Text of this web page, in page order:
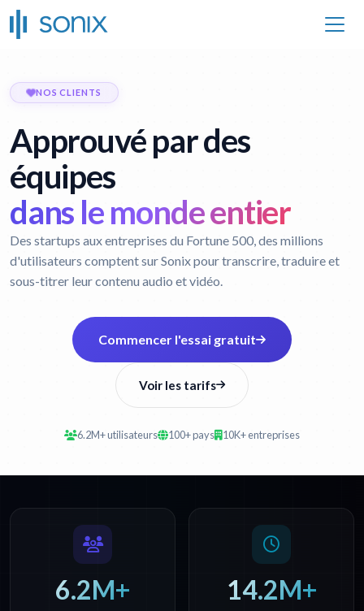
NOS CLIENTS
Approuvé par des
équipes
dans le monde entier
Des startups aux entreprises du Fortune 500, des millions
d'utilisateurs comptent sur Sonix pour transcrire, traduire et
sous-titrer leur contenu audio et vidéo.
Commencer l'essai gratuit
Voir les tarifs
6.2M+ utilisateurs 100+ pays 10K+ entreprises
6.2M+ 14.2M+